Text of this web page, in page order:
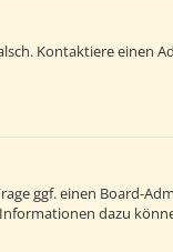
Kontaktiere einen
ggf. einen Board-
dazu